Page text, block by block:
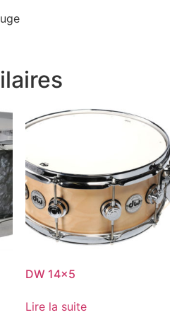
DW 14×5
Lire la suite